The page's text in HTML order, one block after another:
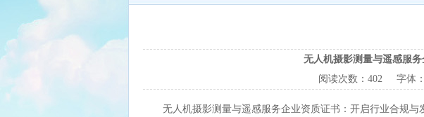
无人机摄影测量与遥感服
阅读次数： 402字体：
无人机摄影测量与遥感服务企业资质证书：开启行业合规与